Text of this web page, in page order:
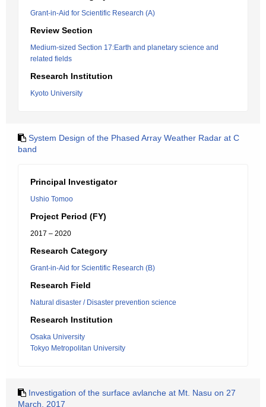
Grant-in-Aid for Scientific Research (A)
Review Section
Medium-sized Section 17:Earth and planetary science and
related fields
Research Institution
Kyoto University
System Design of the Phased Array Weather Radar at C
band
Principal Investigator
Ushio Tomoo
Project Period (FY)
2017 – 2020
Research Category
Grant-in-Aid for Scientific Research (B)
Research Field
Natural disaster / Disaster prevention science
Research Institution
Osaka University
Tokyo Metropolitan University
Investigation of the surface avlanche at Mt. Nasu on 27
March, 2017